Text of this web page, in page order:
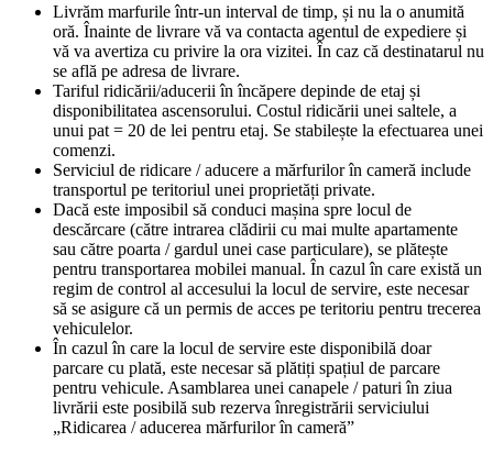
Livrăm marfurile într-un interval de timp, și nu la o anumită
oră. Înainte de livrare vă va contacta agentul de expediere și
vă va avertiza cu privire la ora vizitei. În caz că destinatarul nu
se află pe adresa de livrare.
Tariful ridicării/aducerii în încăpere depinde de etaj și
disponibilitatea ascensorului. Costul ridicării unei saltele, a
unui pat = 20 de lei pentru etaj. Se stabilește la efectuarea unei
comenzi.
Serviciul de ridicare / aducere a mărfurilor în cameră include
transportul pe teritoriul unei proprietăți private.
Dacă este imposibil să conduci mașina spre locul de
descărcare (către intrarea clădirii cu mai multe apartamente
sau către poarta / gardul unei case particulare), se plătește
pentru transportarea mobilei manual. În cazul în care există un
regim de control al accesului la locul de servire, este necesar
să se asigure că un permis de acces pe teritoriu pentru trecerea
vehiculelor.
În cazul în care la locul de servire este disponibilă doar
parcare cu plată, este necesar să plătiți spațiul de parcare
pentru vehicule. Asamblarea unei canapele / paturi în ziua
livrării este posibilă sub rezerva înregistrării serviciului
„Ridicarea / aducerea mărfurilor în cameră”